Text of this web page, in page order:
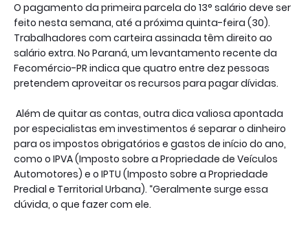
O pagamento da primeira parcela do 13° salário deve ser
feito nesta semana, até a próxima quinta-feira (30).
Trabalhadores com carteira assinada têm direito ao
salário extra. No Paraná, um levantamento recente da
Fecomércio-PR indica que quatro entre dez pessoas
pretendem aproveitar os recursos para pagar dívidas.
Além de quitar as contas, outra dica valiosa apontada
por especialistas em investimentos é separar o dinheiro
para os impostos obrigatórios e gastos de início do ano,
como o IPVA (Imposto sobre a Propriedade de Veículos
Automotores) e o IPTU (Imposto sobre a Propriedade
Predial e Territorial Urbana). “Geralmente surge essa
dúvida, o que fazer com ele.